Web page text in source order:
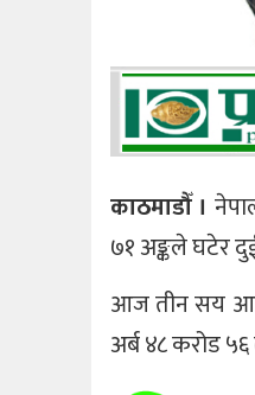
काठमाडौँ ।
७१ अङ्कले घटेर
आज तीन सय आठ
अर्ब ४८ करोड